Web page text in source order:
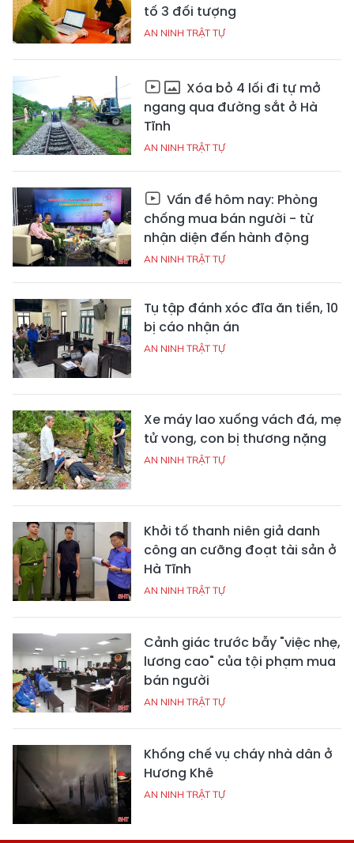
tố 3 đối tượng
AN NINH TRẬT TỰ
Xóa bỏ 4 lối đi tự mở
ngang qua đường sắt ở Hà
Tĩnh
AN NINH TRẬT TỰ
Vấn đề hôm nay: Phòng
chống mua bán người - từ
nhận diện đến hành động
AN NINH TRẬT TỰ
Tụ tập đánh xóc đĩa ăn tiền, 10
bị cáo nhận án
AN NINH TRẬT TỰ
Xe máy lao xuống vách đá, mẹ
tử vong, con bị thương nặng
AN NINH TRẬT TỰ
Khởi tố thanh niên giả danh
công an cưỡng đoạt tài sản ở
Hà Tĩnh
AN NINH TRẬT TỰ
Cảnh giác trước bẫy "việc nhẹ,
lương cao" của tội phạm mua
bán người
AN NINH TRẬT TỰ
Khống chế vụ cháy nhà dân ở
Hương Khê
AN NINH TRẬT TỰ